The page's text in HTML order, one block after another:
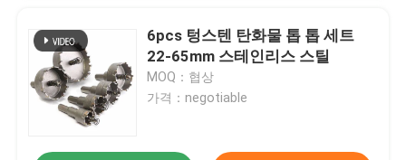
6pcs 텅스텐 탄화물 톱 톱 세트
22-65mm 스테인리스 스틸
MOQ：협상
가격：negotiable